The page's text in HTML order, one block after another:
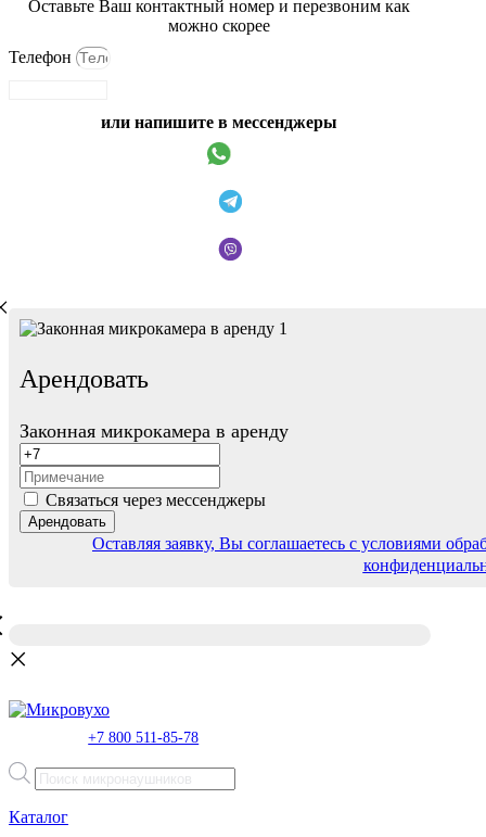
Оставьте Ваш контактный номер и перезвоним как
можно скорее
Телефон
или напишите в мессенджеры
Арендовать
Законная микрокамера в аренду
Связаться через мессенджеры
Арендовать
Оставляя заявку, Вы соглашаетесь с условиями
+7 800 511-85-78
Поиск
товаров
Каталог